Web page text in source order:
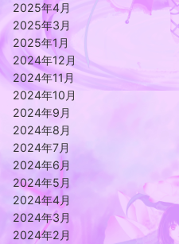
2025年4月
2025年3月
2025年1月
2024年12月
2024年11月
2024年10月
2024年9月
2024年8月
2024年7月
2024年6月
2024年5月
2024年4月
2024年3月
2024年2月